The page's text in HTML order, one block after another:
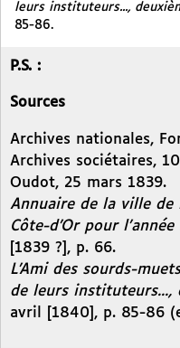
leurs instituteurs...,
85-86.
P.S. :
Sources
Archives nationales,
Archives sociétaires,
Oudot, 25 mars 1839.
Annuaire de la ville de
Côte-d’Or pour
[1839 ?], p. 66.
L’Ami des sourds-
de leurs instituteurs...,
avril [1840], p. 85-86